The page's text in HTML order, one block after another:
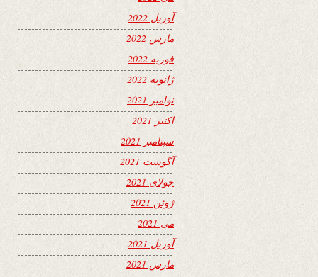
آوریل 2022
مارس 2022
فوریه 2022
ژانویه 2022
نوامبر 2021
اکتبر 2021
سپتامبر 2021
آگوست 2021
جولای 2021
ژوئن 2021
می 2021
آوریل 2021
مارس 2021